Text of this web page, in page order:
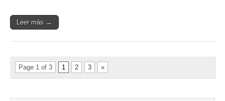
Leer más →
Page 1 of 3 1 2 3 »